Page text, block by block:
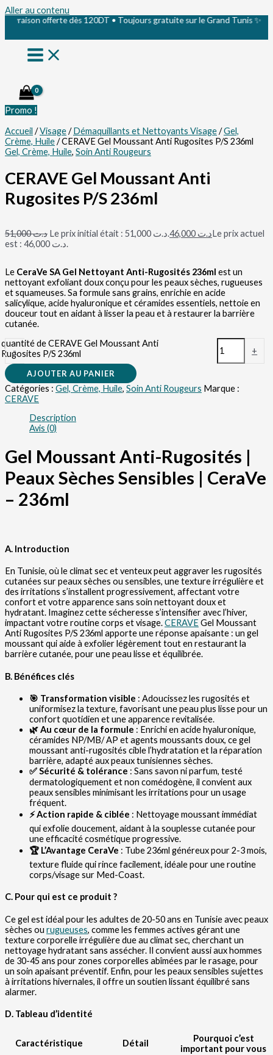
Aller au contenu
offerte dès 120DT • Toujours gratuite sur le Grand Tunis ✨
Promo !
Accueil /Visage/Démaquillants et Nettoyants Visage/Gel,
Crème, Huile/ CERAVE Gel Moussant Anti Rugosites P/S 236ml
Gel, Crème, Huile, Soin Anti Rougeurs
CERAVE Gel Moussant Anti
Rugosites P/S 236ml
د.ت51,000 Le prix initial était : د.ت 51,000. د.تLe prix actuel
est : د.ت 46,000.
Le CeraVe SA Gel Nettoyant Anti-Rugosités 236ml est un
nettoyant exfoliant doux conçu pour les peaux sèches, rugueuses
et squameuses.Sa formule sans grains, enrichie en acide
salicylique, acide hyaluronique et céramides essentiels, nettoie en
douceur tout en aidant à lisser la peau et à restaurer la barrière
cutanée.
-
quantité de CERAVE Gel Moussant Anti
Rugosites P/S 236ml
+
AJOUTER AU PANIER
Catégories : Gel, Crème, Huile, Soin Anti Rougeurs Marque :
CERAVE
Description
Avis (0)
Gel Moussant Anti-Rugosités |
Peaux Sèches Sensibles | CeraVe
– 236ml
A. Introduction
En Tunisie, où le climat sec et venteux peut aggraver les rugosités
cutanées sur peaux sèches ou sensibles, une texture irrégulière et
des irritations s’installent progressivement, affectant votre
confort et votre apparence sans soin nettoyant doux et
hydratant. Imaginez cette sécheresse s’intensifier avec l’hiver,
impactant votre routine corps et visage.CERAVE Gel Moussant
Anti Rugosites P/S 236ml apporte une réponse apaisante : un gel
moussant qui aide à exfolier légèrement tout en restaurant la
barrière cutanée, pour une peau lisse et équilibrée.
B. Bénéfices clés
🎯 Transformation visible : Adoucissez les rugosités et
uniformisez la texture, favorisant une peau plus lisse pour un
confort quotidien et une apparence revitalisée.
🌿 Au cœur de la formule : Enrichi en acide hyaluronique,
céramides NP/MB/ AP et agents moussants doux, ce gel
moussant anti-rugosités cible l’hydratation et la réparation
barrière, adapté aux peaux tunisiennes sèches.
✅ Sécurité & tolérance : Sans savon ni parfum, testé
dermatologiquement et non comédogène, il convient aux
peaux sensibles minimisant les irritations pour un usage
fréquent.
⚡ Action rapide & ciblée : Nettoyage moussant immédiat
qui exfolie doucement, aidant à la souplesse cutanée pour
une efficacité cosmétique progressive.
🏆 L’Avantage CeraVe : Tube 236ml généreux pour 2-3 mois,
texture fluide qui rince facilement, idéale pour une routine
corps/visage sur Med-Coast.
C. Pour qui est ce produit ?
Ce gel est idéal pour les adultes de 20-50 ans en Tunisie avec peaux
sèches ou rugueuses, comme les femmes actives gérant une
texture corporelle irrégulière due au climat sec, cherchant un
nettoyage hydratant sans assécher. Il convient aussi aux hommes
de 30-45 ans pour zones corporelles abîmées par le rasage, pour
un soin apaisant préventif. Enfin, pour les peaux sensibles sujettes
à irritations hivernales, il offre un soutien lissant équilibré sans
alarmer.
D. Tableau d’identité
Caractéristique Détail
Pourquoi c’est
important pour vous